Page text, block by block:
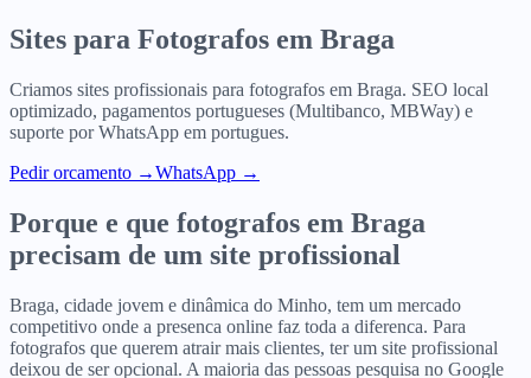
Sites para Fotografos em Braga
Criamos sites profissionais para fotografos em Braga. SEO local
optimizado, pagamentos portugueses (Multibanco, MBWay) e
suporte por WhatsApp em portugues.
Pedir orcamento →WhatsApp →
Porque e que fotografos em Braga
precisam de um site profissional
Braga, cidade jovem e dinâmica do Minho, tem um mercado
competitivo onde a presenca online faz toda a diferenca. Para
fotografos que querem atrair mais clientes, ter um site profissional
deixou de ser opcional. A maioria das pessoas pesquisa no Google